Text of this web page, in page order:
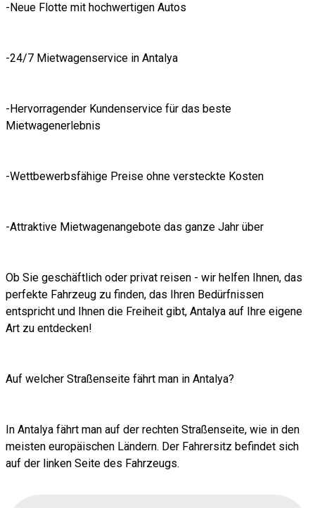
-Neue Flotte mit hochwertigen Autos
-24/7 Mietwagenservice in Antalya
-Hervorragender Kundenservice für das beste
Mietwagenerlebnis
-Wettbewerbsfähige Preise ohne versteckte Kosten
-Attraktive Mietwagenangebote das ganze Jahr über
Ob Sie geschäftlich oder privat reisen - wir helfen Ihnen, das
perfekte Fahrzeug zu finden, das Ihren Bedürfnissen
entspricht und Ihnen die Freiheit gibt, Antalya auf Ihre eigene
Art zu entdecken!
Auf welcher Straßenseite fährt man in Antalya?
In Antalya fährt man auf der rechten Straßenseite, wie in den
meisten europäischen Ländern. Der Fahrersitz befindet sich
auf der linken Seite des Fahrzeugs.